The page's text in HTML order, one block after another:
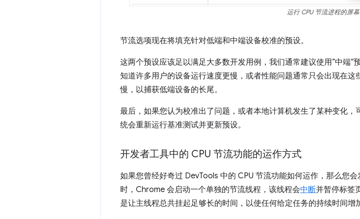
运行 CPU 节流进程的屏
节流选项现在将填充针对低端和中端设备校准的预设。
这两个预设应该足以满足大多数开发用例，我们通常建议使用“中端”
知道许多用户的设备运行速度更慢，或者性能问题通常只会出现在这
慢，以捕获低端设备的长尾。
最后，如果您认为校准出了问题，或者本地计算机发生了某种变化
统会重新运行基准测试并更新预设。
开发者工具中的 CPU 节流功能的运作方式
如果您曾经好奇过 DevTools 中的 CPU 节流功能如何运作，那么您
时，Chrome 会启动一个单独的节流线程，该线程会中断并暂停标签
是让主线程总共挂起足够长的时间，以使任何给定任务的持续时间增